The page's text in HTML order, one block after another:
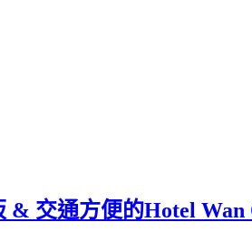
& 交通方便的Hotel Wan